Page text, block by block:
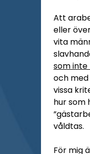
Att
eller
vita
som
och
vissa
hur som
våldtas.
För mig